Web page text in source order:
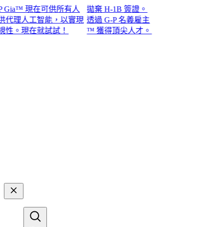
現在可供所有人
人工智能，以實現
現在就試試！​​
拋棄 H-1B 簽證。
透過 G-P 名義雇主
™ 獲得頂尖人才。​​